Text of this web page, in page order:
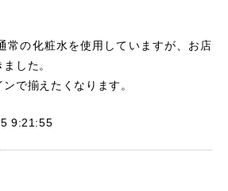
常の化粧水を使用していますが、お店
した。
で揃えたくなります。
9:21:55